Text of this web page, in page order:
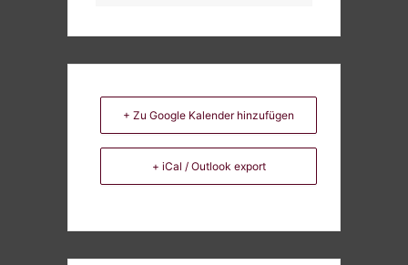
+ Zu Google Kalender hinzufügen
+ iCal / Outlook export